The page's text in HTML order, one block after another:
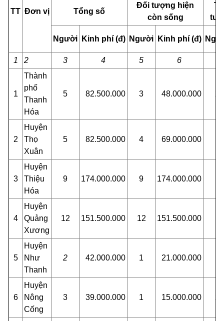
TT Đơn vị Tổng số
Đối tượng hiện
còn sống
Người Kinh phí (đ) Người Kinh phí (đ)
1 2 3 4 5 6
1
Thành
phố
Thanh
Hóa
5 82.500.000 3 48.000.000
2
Huyện
Thọ
Xuân
5 82.500.000 4 69.000.000
3
Huyện
Thiệu
Hóa
9 174.000.000 9 174.000.000
4
Huyện
Quảng
Xương
12 151.500.000 12 151.500.000
5
Huyện
Như
Thanh
2 42.000.000 1 21.000.000
6
Huyện
Nông
Cống
3 39.000.000 1 15.000.000